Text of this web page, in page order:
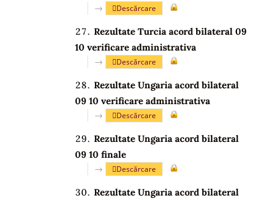
→ Descărcare
Rezultate Turcia acord bilateral 09
10 verificare administrativa
→ Descărcare
Rezultate Ungaria acord bilateral
09 10 verificare administrativa
→ Descărcare
Rezultate Ungaria acord bilateral
09 10 finale
→ Descărcare
Rezultate Ungaria acord bilateral